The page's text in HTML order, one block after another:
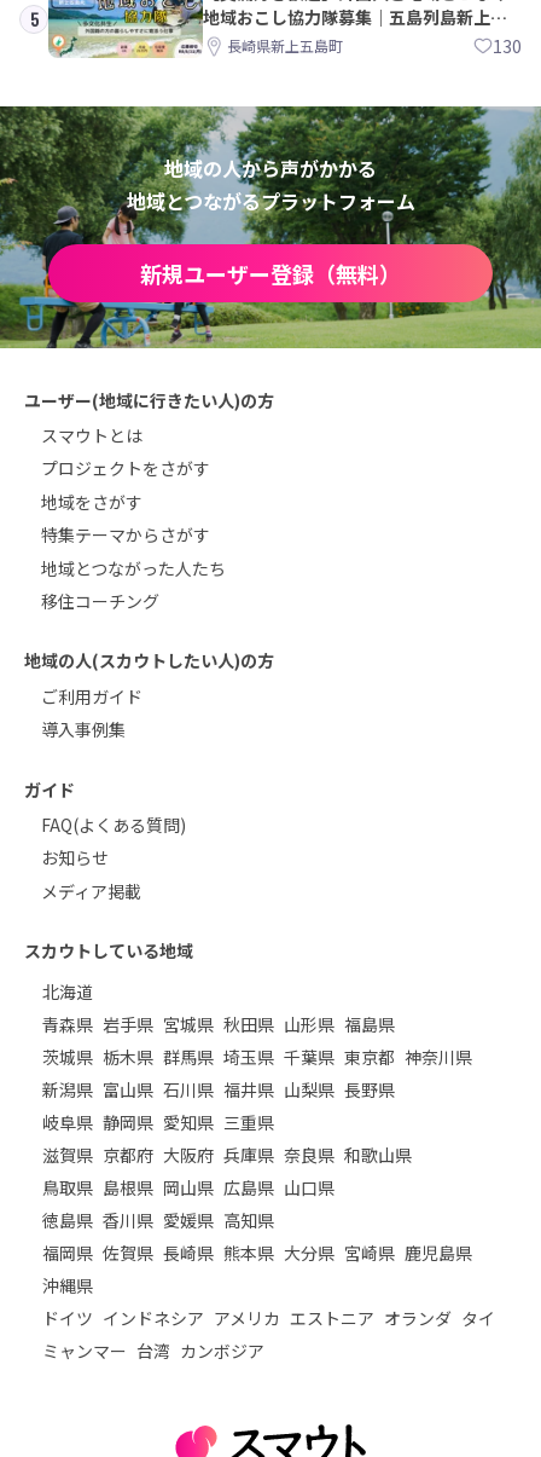
5
地域おこし協力隊募集｜五島列島新上五
島町長崎県新上五島町 130
地域の人から声がかかる
地域とつながるプラットフォーム
新規ユーザー登録（無料）
ユーザー(地域に行きたい人)の方
スマウトとは
プロジェクトをさがす
地域をさがす
特集テーマからさがす
地域とつながった人たち
移住コーチング
地域の人(スカウトしたい人)の方
ご利用ガイド
導入事例集
ガイド
FAQ(よくある質問)
お知らせ
メディア掲載
スカウトしている地域
北海道
青森県 岩手県 宮城県 秋田県 山形県 福島県
茨城県 栃木県 群馬県 埼玉県 千葉県 東京都 神奈川県
新潟県 富山県 石川県 福井県 山梨県 長野県
岐阜県 静岡県 愛知県 三重県
滋賀県 京都府 大阪府 兵庫県 奈良県 和歌山県
鳥取県 島根県 岡山県 広島県 山口県
徳島県 香川県 愛媛県 高知県
福岡県 佐賀県 長崎県 熊本県 大分県 宮崎県 鹿児島県
沖縄県
ドイツ インドネシア アメリカ エストニア オランダ タイ
ミャンマー 台湾 カンボジア